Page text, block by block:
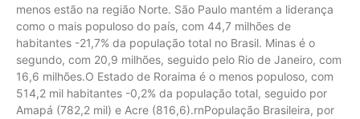
menos estão na região Norte. São Paulo mantém a liderança
como o mais populoso do país, com 44,7 milhões de
habitantes -21,7% da população total no Brasil. Minas é o
segundo, com 20,9 milhões, seguido pelo Rio de Janeiro, com
16,6 milhões.O Estado de Roraima é o menos populoso, com
514,2 mil habitantes -0,2% da população total, seguido por
Amapá (782,2 mil) e Acre (816,6).rnPopulação Brasileira, por